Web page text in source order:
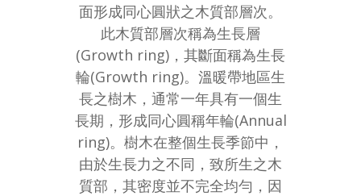
面形成同心圓狀之木質部層次。
此木質部層次稱為生長層
(Growth ring)，其斷面稱為生長
輪(Growth ring)。溫暖帶地區生
長之樹木，通常一年具有一個生
長期，形成同心圓稱年輪(Annual
ring)。樹木在整個生長季節中，
由於生長力之不同，致所生之木
質部，其密度並不完全均勻，因